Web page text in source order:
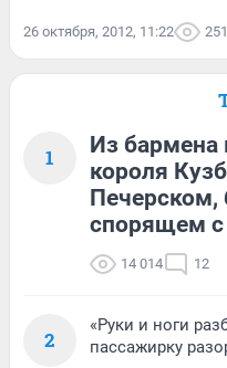
26 октября, 2012, 11:22 251
1
Из бармена
короля
Печерском,
спорящем с
14 014 12
2
«Руки и ноги
пассажирку